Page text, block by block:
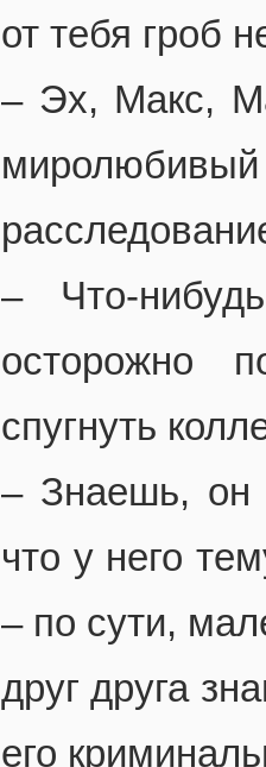
от тебя гроб
– Эх, Макс,
– Что-
осторожно
спугнуть
– Знаешь, он
что у него
– по сути,
друг друга
его